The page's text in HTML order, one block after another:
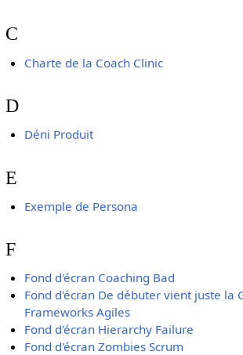
C
Charte de la Coach Clinic
D
Déni Produit
E
Exemple de Persona
F
Fond d'écran Coaching Bad
Fond d'écran De débuter vient juste la
Frameworks Agiles
Fond d'écran Hierarchy Failure
Fond d'écran Zombies Scrum